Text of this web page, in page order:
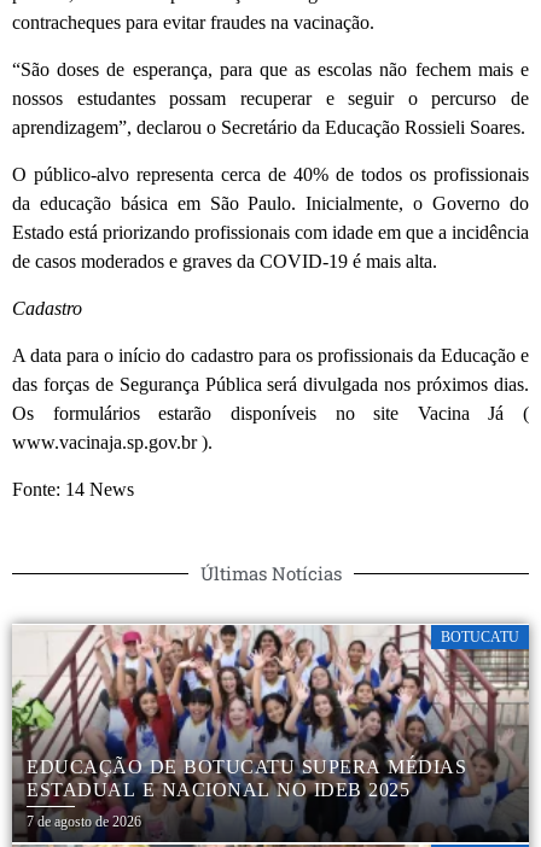
contracheques para evitar fraudes na vacinação.
“São doses de esperança, para que as escolas não fechem mais e
nossos estudantes possam recuperar e seguir o percurso de
aprendizagem”, declarou o Secretário da Educação Rossieli Soares.
O público-alvo representa cerca de 40% de todos os profissionais
da educação básica em São Paulo. Inicialmente, o Governo do
Estado está priorizando profissionais com idade em que a incidência
de casos moderados e graves da COVID-19 é mais alta.
Cadastro
A data para o início do cadastro para os profissionais da Educação e
das forças de Segurança Pública será divulgada nos próximos dias.
Os formulários estarão disponíveis no site Vacina Já (
www.vacinaja.sp.gov.br ).
Fonte: 14 News
Últimas Notícias
BOTUCATU
EDUCAÇÃO DE BOTUCATU SUPERA MÉDIAS
ESTADUAL E NACIONAL NO IDEB 2025
7 de agosto de 2026